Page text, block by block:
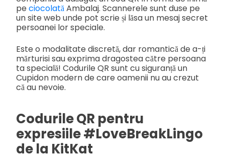
pe ciocolatăAmbalaj. Scannerele sunt duse pe
un site web unde pot scrie și lăsa un mesaj secret
persoanei lor speciale.
Este o modalitate discretă, dar romantică de a-ți
mărturisi sau exprima dragostea către persoana
ta specială! Codurile QR sunt cu siguranță un
Cupidon modern de care oamenii nu au crezut
că au nevoie.
Codurile QR pentru
expresiile #LoveBreakLingo
de la KitKat